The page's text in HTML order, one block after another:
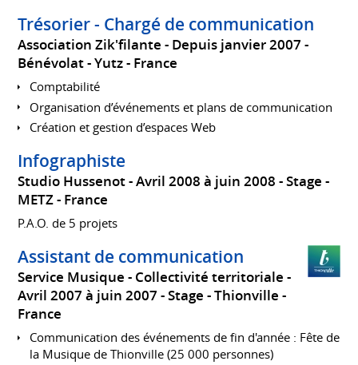
Trésorier - Chargé de communication
Association Zik'filante
Depuis janvier 2007
Bénévolat
Yutz France
Comptabilité
Organisation d’événements et plans de communication
Création et gestion d’espaces Web
Infographiste
Studio Hussenot Avril 2008 à juin 2008 Stage
METZ
France
P.A.O. de 5 projets
Assistant de communication
Service Musique - Collectivité territoriale
Avril 2007 à juin 2007 Stage
Thionville
France
Communication des événements de fin d'année : Fête de
la Musique de Thionville (25 000 personnes)